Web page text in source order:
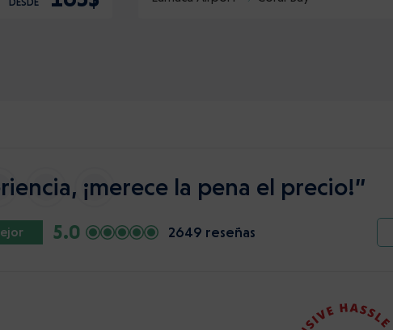
¡merece la pena el precio!”
5.0 2649 reseñas